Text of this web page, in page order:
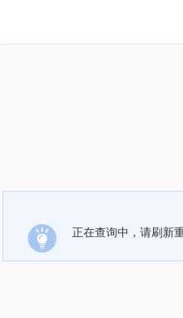
正在查询中，请刷新